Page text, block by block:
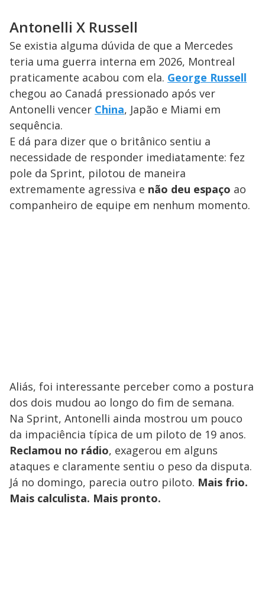
Antonelli X Russell
Se existia alguma dúvida de que a Mercedes
teria uma guerra interna em 2026, Montreal
praticamente acabou com ela. George Russell
chegou ao Canadá pressionado após ver
Antonelli vencer China, Japão e Miami em
sequência.
E dá para dizer que o britânico sentiu a
necessidade de responder imediatamente: fez
pole da Sprint, pilotou de maneira
extremamente agressiva e não deu espaço ao
companheiro de equipe em nenhum momento.
Aliás, foi interessante perceber como a postura
dos dois mudou ao longo do fim de semana.
Na Sprint, Antonelli ainda mostrou um pouco
da impaciência típica de um piloto de 19 anos.
Reclamou no rádio, exagerou em alguns
ataques e claramente sentiu o peso da disputa.
Já no domingo, parecia outro piloto. Mais frio.
Mais calculista. Mais pronto.